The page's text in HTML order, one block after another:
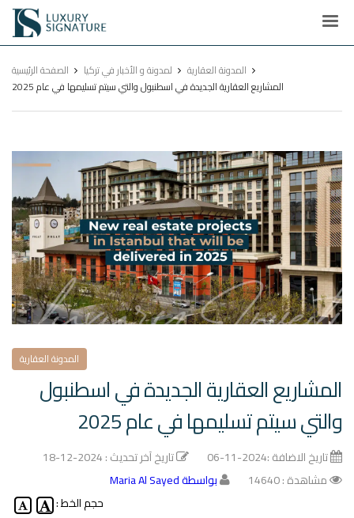
Luxury
Signature
الصفحة الرئيسية لمدونة و الأخبار في تركيا
المدونة العقارية
المشاريع العقارية الجديدة في اسطنبول والتي سيتم تسليمها في عام 2025
المدونة العقارية
المشاريع العقارية الجديدة في اسطنبول
والتي سيتم تسليمها في عام 2025
تاريخ الاضافة :2024-11-06 تاريخ آخر تحديث :2024-12-18
مشاهدة : 14640
بواسطة Maria Al Sayed
حجم الخط :